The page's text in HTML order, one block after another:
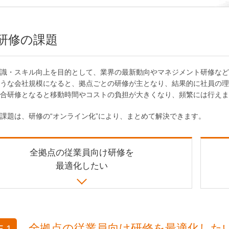
修の課題
・スキル向上を目的として、業界の最新動向やマネジメント研修な
な会社規模になると、拠点ごとの研修が主となり、結果的に社員の
研修となると移動時間やコストの負担が大きくなり、頻繁には行え
題は、研修の“オンライン化”により、まとめて解決できます。
全拠点の従業員向け研修を
最適化したい